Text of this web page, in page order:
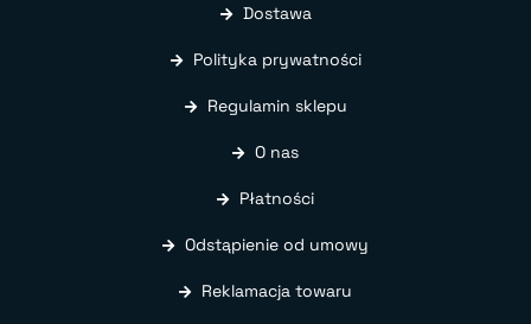
Dostawa
Polityka prywatności
Regulamin sklepu
O nas
Płatności
Odstąpienie od umowy
Reklamacja towaru